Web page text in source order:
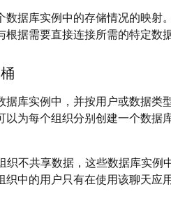
数据库实例中的存储情况的映射
据需要直接连接所需的特定数
据库实例中，并按用户或数据类
以为每个组织分别创建一个数据
织不共享数据，这些数据库实
中的用户只有在使用该聊天应